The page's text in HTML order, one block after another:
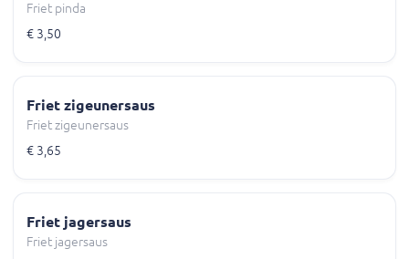
Friet pinda
€ 3,50
Friet zigeunersaus
Friet zigeunersaus
€ 3,65
Friet jagersaus
Friet jagersaus